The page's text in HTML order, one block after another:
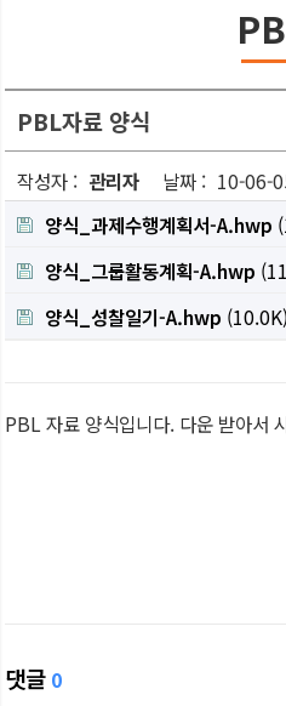
PBL자료 양식
작성자 : 관리자 날짜 : 10-06-
양식_과제수행계획서-A.hwp
양식_그룹활동계획-A.hwp
양식_성찰일기-A.hwp (10.0K)
PBL 자료 양식입니다. 다운 받아서
댓글 0